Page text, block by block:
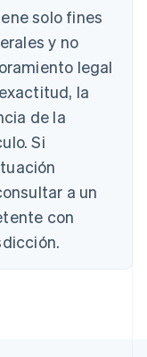
solo fines
y no
legal
la
de la
Si
a un
con